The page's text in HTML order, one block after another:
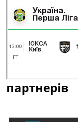
партнерів